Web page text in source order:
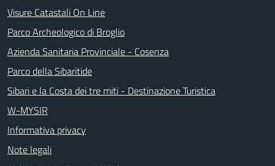
Visure Catastali On Line
Parco Archeologico di Broglio
Azienda Sanitaria Provinciale - Cosenza
Parco della Sibaritide
Sibari e la Costa dei tre miti - Destinazione Turistica
W-MYSIR
Informativa privacy
Note legali